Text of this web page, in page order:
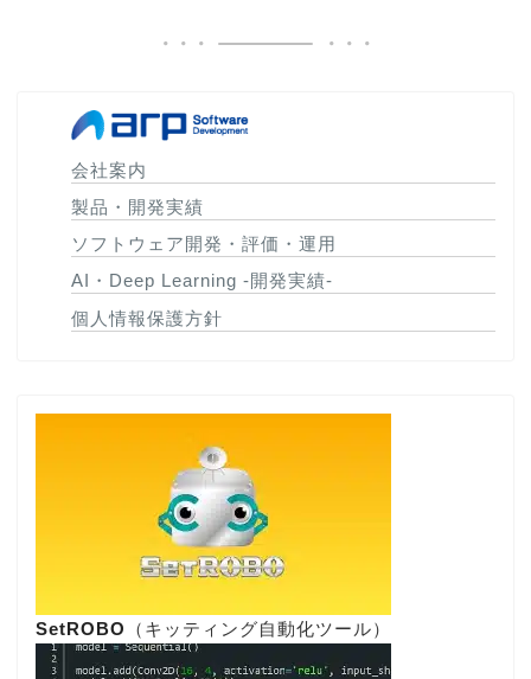
会社案内
製品・開発実績
ソフトウェア開発・評価・運用
AI・Deep Learning -開発実績-
個人情報保護方針
SetROBO （キッティング自動化ツール）